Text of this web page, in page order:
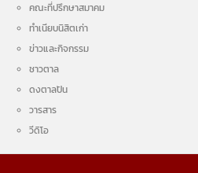
คณะที่ปรึกษาสมาคม
ทำเนียบนิสิตเก่า
ข่าวและกิจกรรม
ชาวตาล
ดงตาลปัน
วารสาร
วีดิโอ